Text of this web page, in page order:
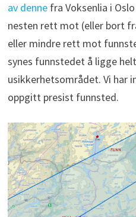
av dennefra Voksenlia i
nesten rett mot (eller bort
eller mindre rett mot
synes funnstedet å ligge
usikkerhetsområdet. Vi har
oppgitt presist funnsted.